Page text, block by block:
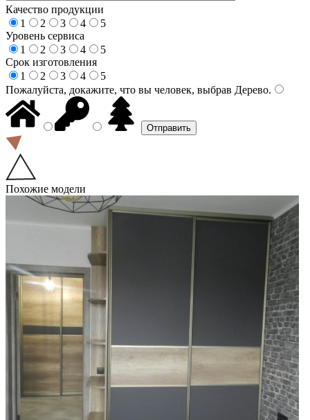
Качество продукции
1
2 3 4
5
Уровень сервиса
1
2 3 4
5
Срок изготовления
1
2 3 4
5
Пожалуйста, докажите, что вы человек, выбрав Дерево.
Похожие модели